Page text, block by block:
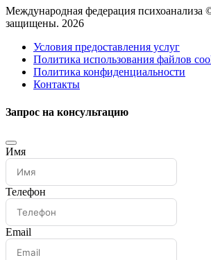
Международная федерация психоанализа
защищены. 2026
Условия предоставления услуг
Политика использования файлов
Политика конфиденциальности
Контакты
Запрос на консультацию
Имя
Телефон
Email